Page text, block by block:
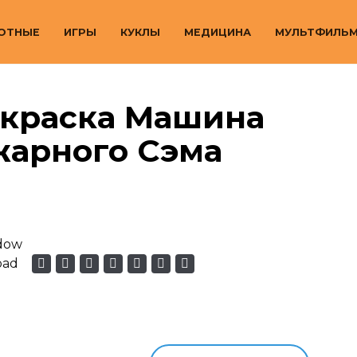
ИГРЫ КУКЛЫ МЕДИЦИНА
Машина
Сэма